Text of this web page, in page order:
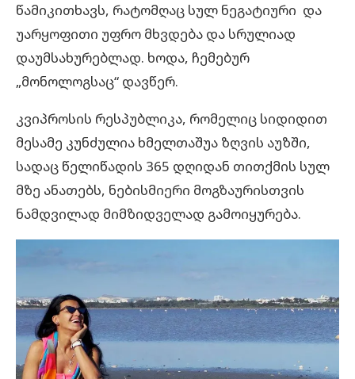
წამიკითხავს, რატომღაც სულ ნეგატიური და
უარყოფითი უფრო მხვდება და სრულიად
დაუმსახურებლად. ხოდა, ჩემებურ
„მონოლოგსაც“ დავწერ.
კვიპროსის რესპუბლიკა, რომელიც სიდიდით
მესამე კუნძულია ხმელთაშუა ზღვის აუზში,
სადაც წელიწადის 365 დღიდან თითქმის სულ
მზე ანათებს, ნებისმიერი მოგზაურისთვის
ნამდვილად მიმზიდველად გამოიყურება.